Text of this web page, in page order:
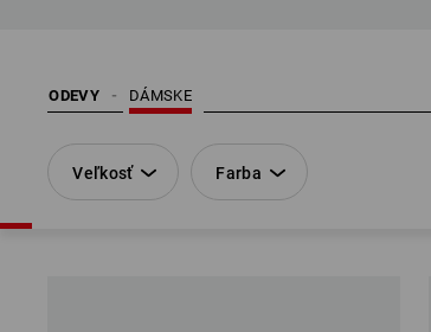
ODEVY DÁMSKE
Veľkosť Farba